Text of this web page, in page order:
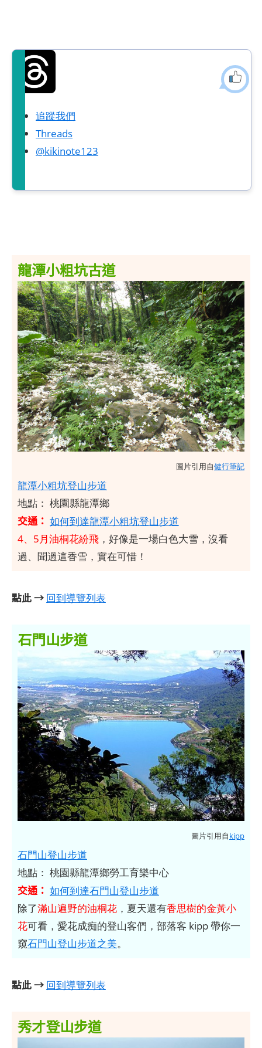
追蹤我們
Threads
@kikinote123
龍潭小粗坑古道
圖片引用自健行筆記
龍潭小粗坑登山步道
地點： 桃園縣龍潭鄉
交通： 如何到達龍潭小粗坑登山步道
4、5月油桐花紛飛 ，好像是一場白色大雪，沒看
過、聞過這香雪，實在可惜！
點此 → 回到導覽列表
石門山步道
圖片引用自kipp
石門山登山步道
地點： 桃園縣龍潭鄉勞工育樂中心
交通： 如何到達石門山登山步道
除了滿山遍野的油桐花 ，夏天還有香思樹的金黃小
花可看，愛花成痴的登山客們，部落客 kipp 帶你一
窺石門山登山步道之美。
點此 → 回到導覽列表
秀才登山步道